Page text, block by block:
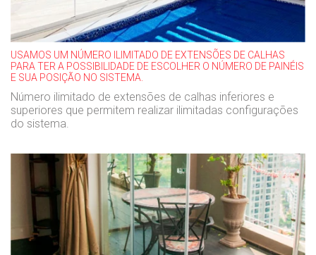
USAMOS UM NÚMERO ILIMITADO DE EXTENSÕES DE CALHAS
PARA TER A POSSIBILIDADE DE ESCOLHER O NÚMERO DE PAINÉIS
E SUA POSIÇÃO NO SISTEMA.
Número ilimitado de extensões de calhas inferiores e
superiores que permitem realizar ilimitadas configurações
do sistema.